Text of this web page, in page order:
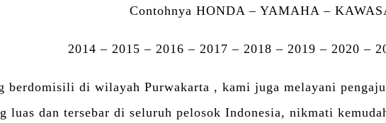
Contohnya HONDA – YAMAHA –
2014 – 2015 – 2016 – 2017 – 2018 – 2019 – 2020 –
berdomisili di wilayah Purwakarta , kami juga melayani
luas dan tersebar di seluruh pelosok Indonesia, nikmati